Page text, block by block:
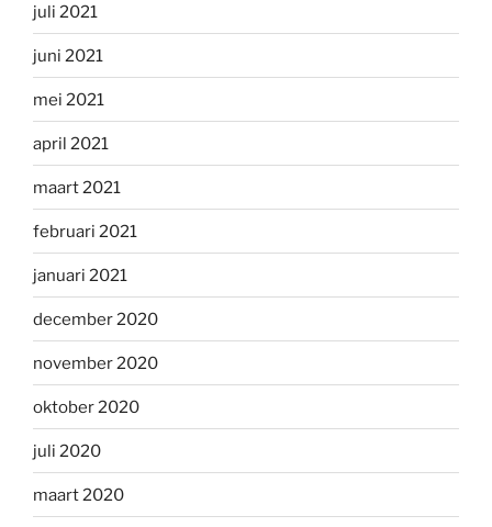
juli 2021
juni 2021
mei 2021
april 2021
maart 2021
februari 2021
januari 2021
december 2020
november 2020
oktober 2020
juli 2020
maart 2020